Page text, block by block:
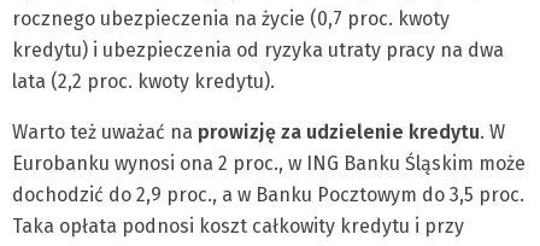
rocznego ubezpieczenia na życie (0,7 proc. kwoty
kredytu) i ubezpieczenia od ryzyka utraty pracy na dwa
lata (2,2 proc. kwoty kredytu).
Warto też uważać na prowizję za udzielenie kredytu. W
Eurobanku wynosi ona 2 proc., w ING Banku Śląskim może
dochodzić do 2,9 proc., a w Banku Pocztowym do 3,5 proc.
Taka opłata podnosi koszt całkowity kredytu i przy